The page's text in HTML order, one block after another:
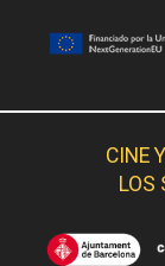
CINE
LOS